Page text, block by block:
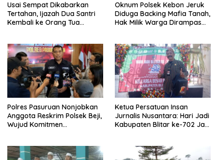
Usai Sempat Dikabarkan
Tertahan, Ijazah Dua Santri
Kembali ke Orang Tua
Oknum Polsek Kebon Jeruk
Diduga Backing Mafia Tanah,
Hak Milik Warga Dirampas
Polres Pasuruan Nonjobkan
Anggota Reskrim Polsek Beji,
Wujud Komitmen
Ketua Persatuan Insan
Jurnalis Nusantara: Hari Jadi
Kabupaten Blitar ke-702 Jadi